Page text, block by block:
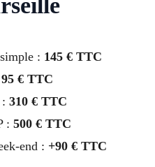
: 145 € TTC
95 € TTC
310 € TTC
: 500 € TTC
end : +90 € TTC